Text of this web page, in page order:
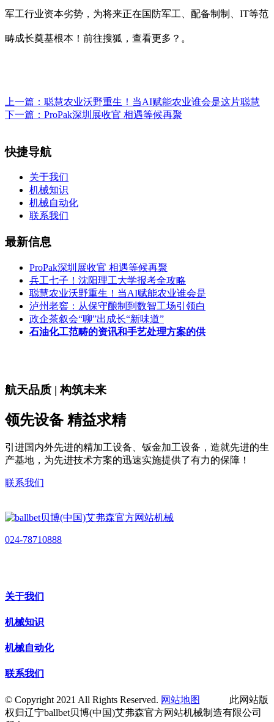
军工行业资本劣势，为将来正在国防军工、配备制制、IT等范
畴成长奠基根本！前往搜狐，查看更多？。
上一篇： 聪慧农业沃野重生！当AI赋能农业谁会是这片聪慧
下一篇： ProPak深圳展收官 相遇等候再聚
快捷导航
关于我们
机械知识
机械自动化
联系我们
最新信息
ProPak深圳展收官 相遇等候再聚
兵工七子！沈阳理工大学报考全攻略
聪慧农业沃野重生！当AI赋能农业谁会是
泸州老窖：从保守酿制到数智工场引领白
政企茶叙会“聊”出成长“新味道”
石油化工范畴的资讯和手艺处理方案的供
航天品质 | 构筑未来
领先设备 精益求精
引进国内外先进的精加工设备、钣金加工设备，造就先进的生
产基地，为先进技术方案的迅速实施提供了有力的保障！
联系我们
024-78710888
关于我们
机械知识
机械自动化
联系我们
© Copyright 2021 All Rights Reserved. 网站地图
此网站版
权归辽宁ballbet贝博(中国)艾弗森官方网站机械制造有限公司